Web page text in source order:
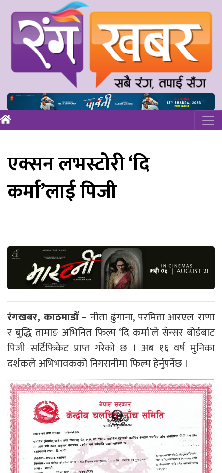
एक्सन लभस्टोरी ‘दि
कर्मा’लाई पिजी
रंगखबर, काठमाडौँ – नीता ढुंगाना, परमिता आरएल राणा
र बुद्धि तामाङ अभिनित फिल्म ‘दि कर्मा’ले सेन्सर बोर्डबाट
पिजी सर्टिफिकेट प्राप्त गरेको छ । अब १६ वर्ष मुनिका
दर्शकले अभिभावकको निगरानीमा फिल्म हेर्नुपर्नेछ ।